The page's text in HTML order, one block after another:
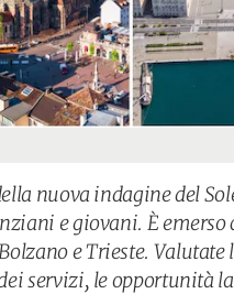
nuova indagine del
e giovani. È emerso
e Trieste. Valutate
servizi, le opportunità